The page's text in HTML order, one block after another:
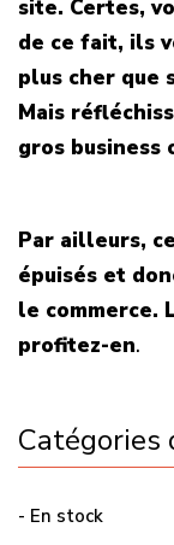
site. Certes,
de ce fait, ils
plus cher que
Mais
gros business
Par ailleurs,
épuisés et
le commerce.
profitez-en.
Catégories
- En stock